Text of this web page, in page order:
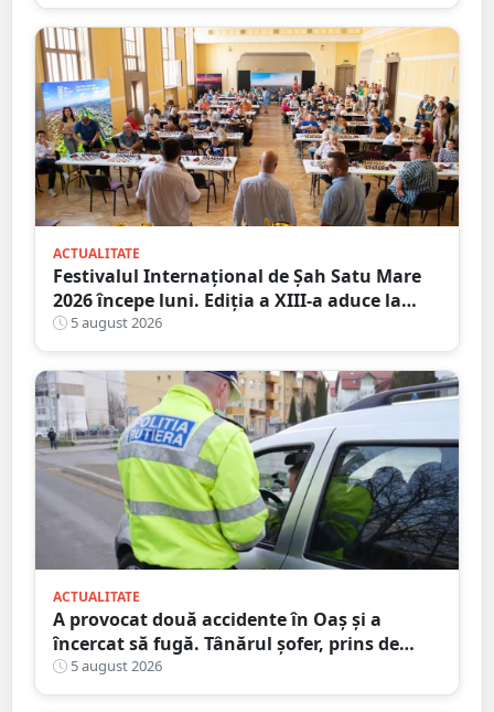
City Satu Mare
ACTUALITATE
Festivalul Internațional de Șah Satu Mare
2026 începe luni. Ediția a XIII-a aduce la
start peste 120 de participanți și șahiști din
șase țări.
5 august 2026
ACTUALITATE
A provocat două accidente în Oaș și a
încercat să fugă. Tânărul șofer, prins de
polițiștii sătmăreni. Încălcări grave ale
Codului Rutier
5 august 2026